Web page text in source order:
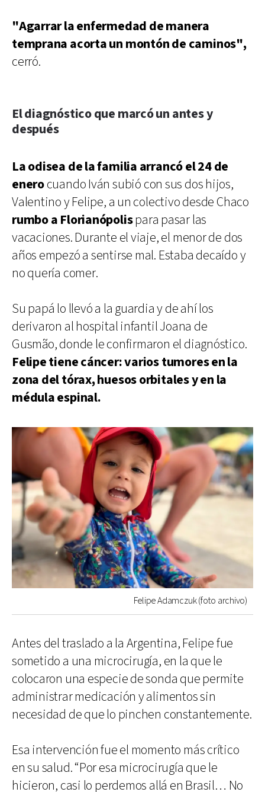
"Agarrar la enfermedad de manera
temprana acorta un montón de caminos",
cerró.
El diagnóstico que marcó un antes y
después
La odisea de la familia arrancó el 24 de
enerocuando Iván subió con sus dos hijos,
Valentino y Felipe, a un colectivo desde Chaco
rumbo a Florianópolispara pasar las
vacaciones. Durante el viaje, el menor de dos
años empezó a sentirse mal. Estaba decaído y
no quería comer.
Su papá lo llevó a la guardia y de ahí los
derivaron al hospital infantil Joana de
Gusmão, donde le confirmaron el diagnóstico.
Felipe tiene cáncer: varios tumores en la
zona del tórax, huesos orbitales y en la
médula espinal.
Felipe Adamczuk (foto archivo)
Antes del traslado a la Argentina, Felipe fue
sometido a una microcirugía, en la que le
colocaron una especie de sonda que permite
administrar medicación y alimentos sin
necesidad de que lo pinchen constantemente.
Esa intervención fue el momento más crítico
en su salud. “Por esa microcirugía que le
hicieron, casi lo perdemos allá en Brasil… No